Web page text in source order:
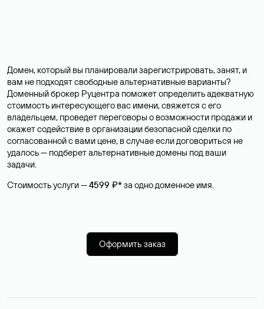
Домен, который вы планировали зарегистрировать, занят, и
вам не подходят свободные альтернативные варианты?
Доменный брокер Руцентра поможет определить адекватную
стоимость интересующего вас имени, свяжется с его
владельцем, проведет переговоры о возможности продажи и
окажет содействие в организации безопасной сделки по
согласованной с вами цене, в случае если договориться не
удалось — подберет альтернативные домены под ваши
задачи.
Стоимость услуги —4599 ₽*за одно доменное имя.
Оформить заказ